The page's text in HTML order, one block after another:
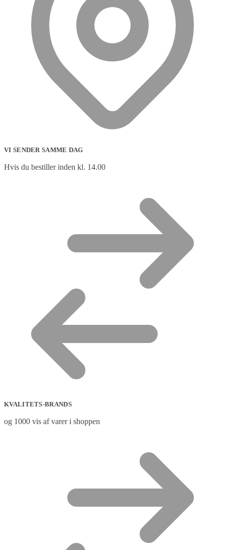
VI SENDER SAMME DAG
Hvis du bestiller inden kl. 14.00
KVALITETS-BRANDS
og 1000 vis af varer i shoppen